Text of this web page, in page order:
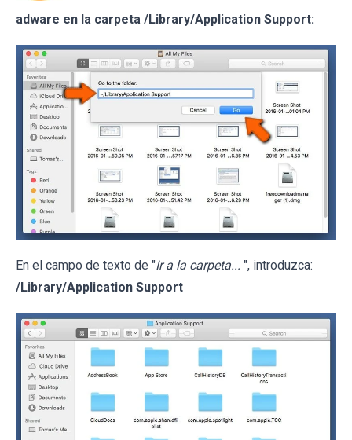
adware en la carpeta /Library/Application Support:
En el campo de texto de "Ir a la carpeta... ", introduzca:
/Library/Application Support